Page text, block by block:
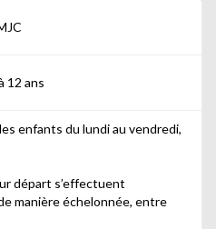
12 ans
enfants du lundi au vendredi,
départ s’effectuent
manière échelonnée, entre